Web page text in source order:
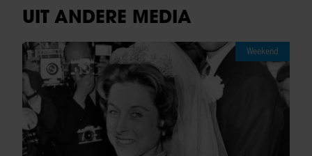
UIT ANDERE MEDIA
Weekend